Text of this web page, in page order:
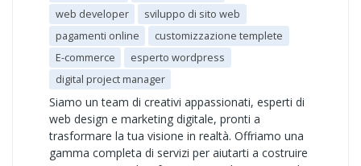
web developer
sviluppo di sito web
pagamenti online
customizzazione templete
E-commerce
esperto wordpress
digital project manager
Siamo un team di creativi appassionati, esperti di
web design e marketing digitale, pronti a
trasformare la tua visione in realtà. Offriamo una
gamma completa di servizi per aiutarti a costruire